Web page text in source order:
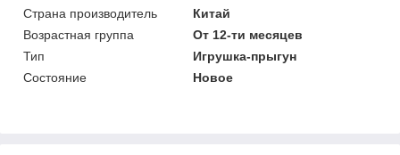
Страна производитель
Китай
Возрастная группа
От 12-ти месяцев
Тип
Игрушка-прыгун
Состояние
Новое